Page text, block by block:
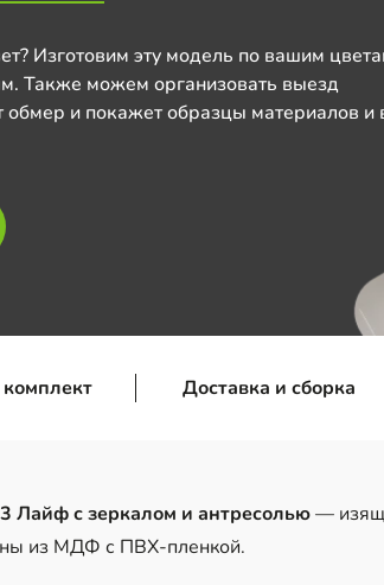
Изготовим эту модель по вашим
Также можем организовать выезд
и покажет образцы материалов и
Доставка и сборка
с зеркалом и антресолью—
из МДФ с ПВХ-пленкой.